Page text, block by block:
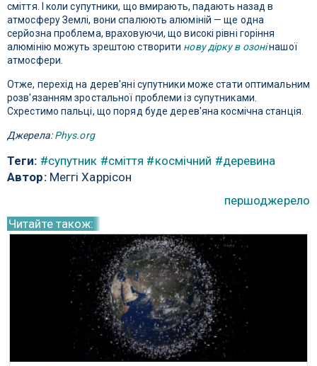
сміття. І коли супутники, що вмирають, падають назад в
атмосферу Землі, вони спалюють алюміній — ще одна
серйозна проблема, враховуючи, що високі рівні горіння
алюмінію можуть зрештою створити нову дірку в озонінашої
атмосфери.
Отже, перехід на дерев'яні супутники може стати оптимальним
розв'язанням зростальної проблеми із супутниками.
Схрестимо пальці, що поряд буде дерев'яна космічна станція.
Джерела:Phys.org
Теги: #супутник #сміття #космічний #деревина
Автор:Меггі Харрісон
першоджерело
Читайте також: